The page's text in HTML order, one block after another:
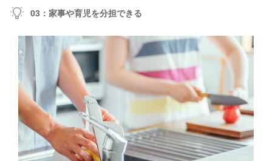
03：家事や育児を分担できる